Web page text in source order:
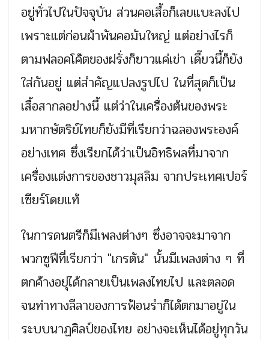
อยู่ทั่วไปในปัจจุบัน ส่วนคอเสื้อก็เลยแบะลงไป
เพราะแต่ก่อนผ้าพันคอมันใหญ่ แต่อย่างไรก็
ตามฟลอคโค๊ตของฝรั่งก็ยาวแค่เข่า เดี๊ยวนี้ก็ยัง
ใส่กันอยู่ แต่สำคัญแปลงรูปไป ในที่สุดก็เป็น
เสื้อสากลอย่างนี้ แต่ว่าในเครื่องต้นของพระ
มหากษัตริย์ไทยก็ยังมีที่เรียกว่าฉลองพระองค์
อย่างเทศ ซึ่งเรียกได้ว่าเป็นอิทธิพลที่มาจาก
เครื่องแต่งการของชาวมุสลิม จากประเทศเปอร์
เซียร์โดยแท้
ในการดนตรีก็มีเพลงต่างๆ ซึ่งอาจจะมาจาก
พวกซูฟีที่เรียกว่า "เกรตัน" นั้นมีเพลงต่าง ๆ ที่
ตกค้างอยุ่ได้กลายเป็นเพลงไทยไป และตลอด
จนท่าทางลีลาของการฟ้อนรำก็ได้ตกมาอยู่ใน
ระบบนาฏศิลป์ของไทย อย่างจะเห็นได้อยู่ทุกวัน